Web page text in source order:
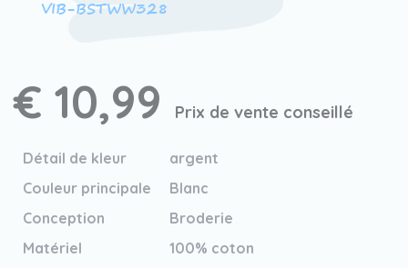
VIB-BSTWW328
€ 10,99 Prix de vente conseillé
Détail de kleur
argent
Couleur principale
Blanc
Conception
Broderie
Matériel
100% coton